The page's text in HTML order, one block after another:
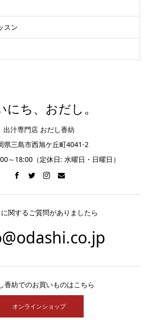
スン
にち、おだし。
出汁専門店 おだし香紡
県三島市西旭ケ丘町4041-2
～18:00（定休日: 水曜日・日曜日）
関するご質問がありましたら
香紡でのお買いものはこちら
オンラインショップ